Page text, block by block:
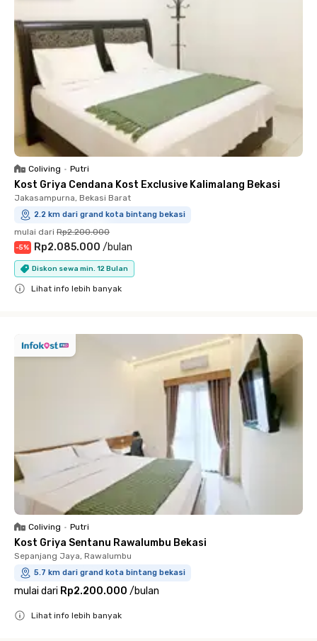
Coliving • Putri
Kost Griya Cendana Kost Exclusive Kalimalang Bekasi
Jakasampurna, Bekasi Barat
2.2 km dari grand kota bintang bekasi
mulai dari Rp2.200.000
-5% Rp2.085.000 /bulan
Diskon sewa min. 12 Bulan
Lihat info lebih banyak
Coliving • Putri
Kost Griya Sentanu Rawalumbu Bekasi
Sepanjang Jaya, Rawalumbu
5.7 km dari grand kota bintang bekasi
mulai dari Rp2.200.000 /bulan
Lihat info lebih banyak